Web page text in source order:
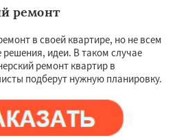
ремонт
в своей квартире, но не всем
идеи. В таком случае
ремонт квартир в
подберут нужную планировку.